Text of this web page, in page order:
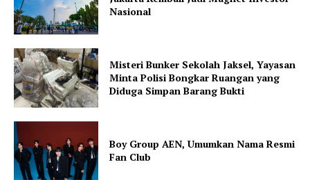
Nasional
Misteri Bunker Sekolah Jaksel, Yayasan
Minta Polisi Bongkar Ruangan yang
Diduga Simpan Barang Bukti
Boy Group AEN, Umumkan Nama Resmi
Fan Club